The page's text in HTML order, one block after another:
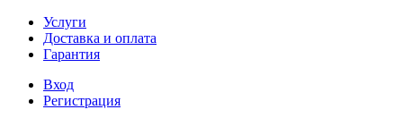
Услуги
Доставка и оплата
Гарантия
Вход
Регистрация